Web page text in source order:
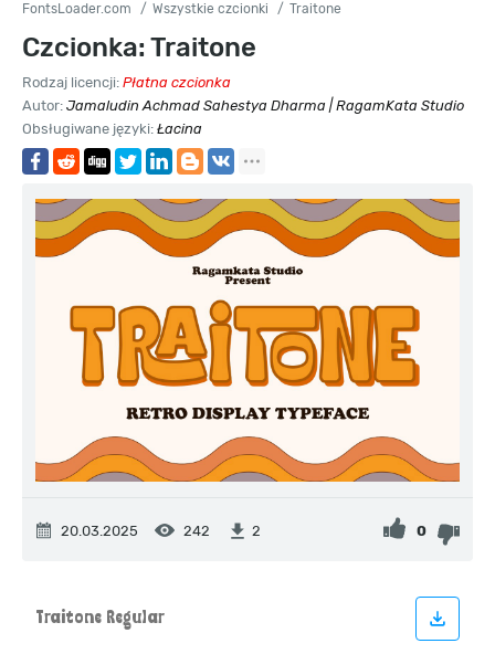
FontsLoader.com Wszystkie czcionki Traitone
Czcionka: Traitone
Rodzaj licencji: Płatna czcionka
Autor: Jamaludin Achmad Sahestya Dharma | RagamKata Studio
Obsługiwane języki: Łacina
20.03.2025 242 2 0